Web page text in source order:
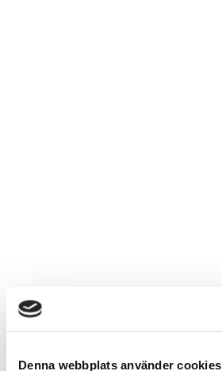
Denna webbplats använder cookies